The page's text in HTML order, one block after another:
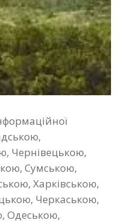
Чернівецькою,
Сумською,
Харківською,
Черкаською,
Одеською,